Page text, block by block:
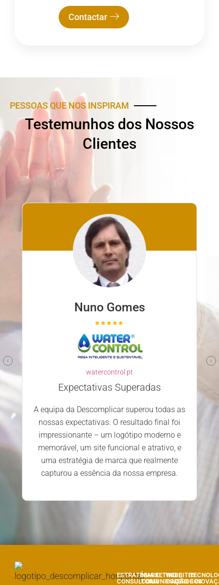
Contactar
PESSOAS QUE NOS INSPIRAM
Testemunhos dos Nossos
Clientes
Nuno Gomes
watercontrol.pt
Expectativas Superadas
A equipa da Descomplicar superou todas as
nossas expectativas. O resultado final foi
impressionante – um logótipo moderno e
memorável, um site funcional e atrativo, e
uma estratégia de marca que realmente
capturou a essência da nossa empresa.
ESTRATÉGIA E
CONSULTORIA
MARKETING E
COMUNICAÇÃO
WEBSITES
PODEROSOS
E